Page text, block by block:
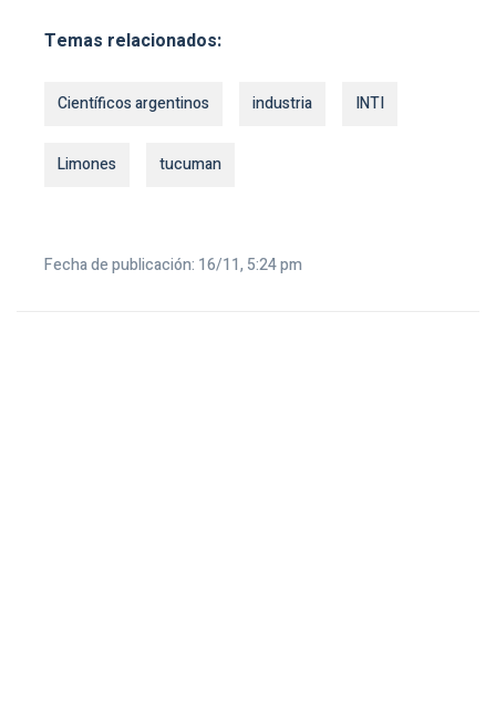
Temas relacionados:
Científicos argentinos industria INTI
Limones tucuman
Fecha de publicación: 16/11, 5:24 pm